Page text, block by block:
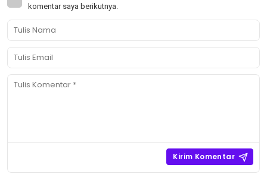
komentar saya berikutnya.